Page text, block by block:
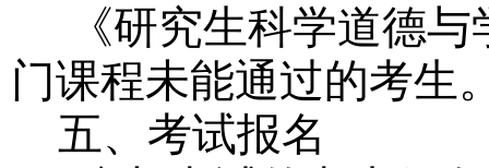
《研究生科学道德
门课程未能通过的考生
五、考试报名